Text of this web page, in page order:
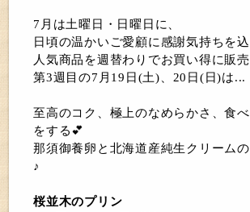
7月は土曜日・日曜日に、
日頃の温かいご愛顧に感謝気持ちを込
人気商品を週替わりでお買い得に販売
第3週目の7月19日(土)、20日(日)は...
至高のコク、極上のなめらかさ、食
をする💕
那須御養卵と北海道産純生クリーム
♪
桜並木のプリン